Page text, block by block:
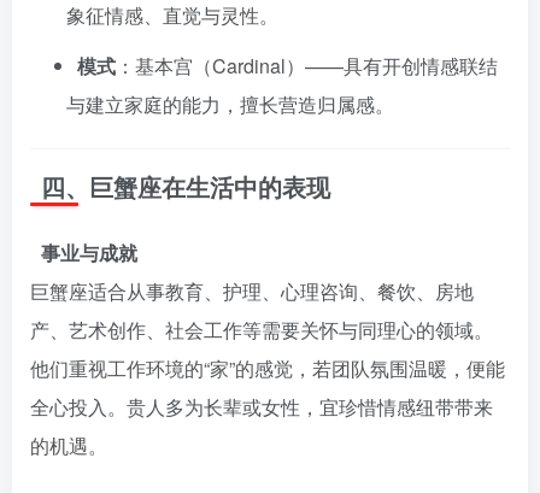
象征情感、直觉与灵性。
模式 ：基本宫（Cardinal）——具有开创情感联结
与建立家庭的能力，擅长营造归属感。
四、巨蟹座在生活中的表现
事业与成就
巨蟹座适合从事教育、护理、心理咨询、餐饮、房地
产、艺术创作、社会工作等需要关怀与同理心的领域。
他们重视工作环境的“家”的感觉，若团队氛围温暖，便能
全心投入。贵人多为长辈或女性，宜珍惜情感纽带带来
的机遇。